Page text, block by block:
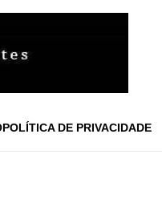
POLÍTICA DE PRIVACIDADE